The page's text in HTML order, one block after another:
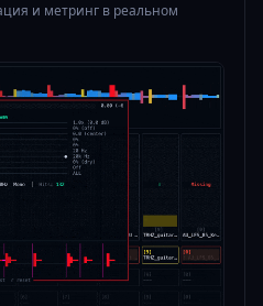
и метринг в реальном